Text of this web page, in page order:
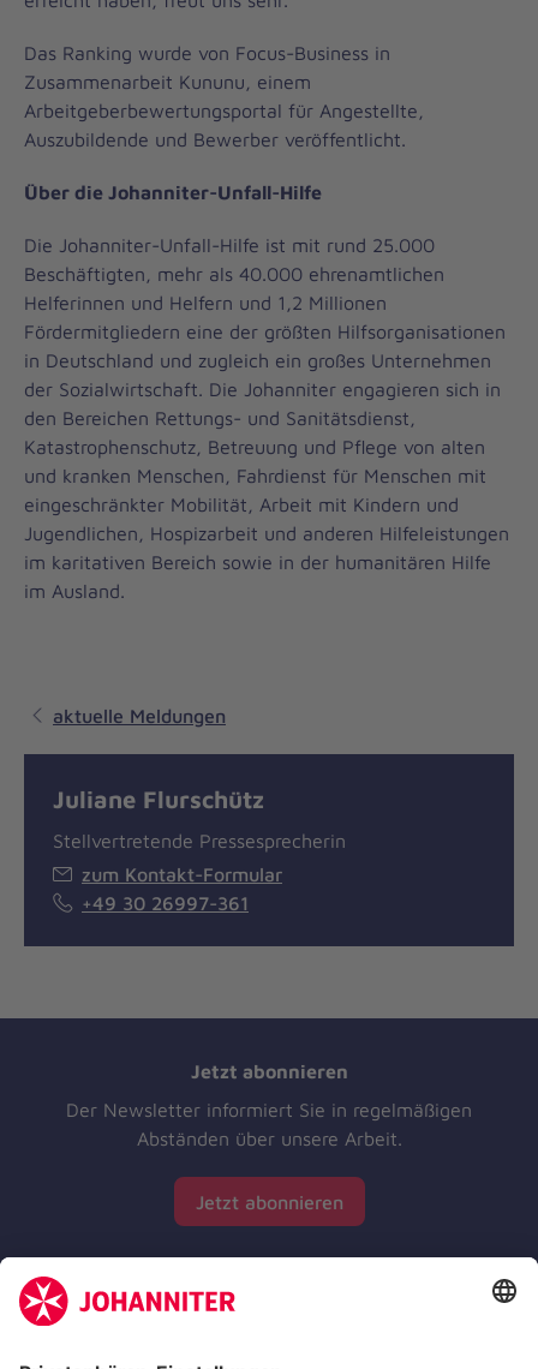
Das Ranking wurde von Focus-Business in
Zusammenarbeit Kununu, einem
Arbeitgeberbewertungsportal für Angestellte,
Auszubildende und Bewerber veröffentlicht.
Über die Johanniter-Unfall-Hilfe
Die Johanniter-Unfall-Hilfe ist mit rund 25.000
Beschäftigten, mehr als 40.000 ehrenamtlichen
Helferinnen und Helfern und 1,2 Millionen
Fördermitgliedern eine der größten Hilfsorganisationen
in Deutschland und zugleich ein großes Unternehmen
der Sozialwirtschaft. Die Johanniter engagieren sich in
den Bereichen Rettungs- und Sanitätsdienst,
Katastrophenschutz, Betreuung und Pflege von alten
und kranken Menschen, Fahrdienst für Menschen mit
eingeschränkter Mobilität, Arbeit mit Kindern und
Jugendlichen, Hospizarbeit und anderen Hilfeleistungen
im karitativen Bereich sowie in der humanitären Hilfe
im Ausland.
aktuelle Meldungen
Juliane Flurschütz
Stellvertretende Pressesprecherin
zum Kontakt-Formular
+49 30 26997-361
Jetzt abonnieren
Der Newsletter informiert Sie in regelmäßigen
Abständen über unsere Arbeit.
Jetzt abonnieren
Zertifizierung der Johanniter-Unfall-Hilfe e.V.